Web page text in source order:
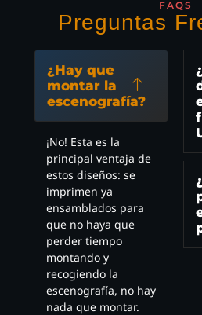
FAQS
Preguntas
¿Hay que
montar la
escenografía?
¡No! Esta es la
principal ventaja de
estos diseños: se
imprimen ya
ensamblados para
que no haya que
perder tiempo
montando y
recogiendo la
escenografía, no hay
nada que montar.